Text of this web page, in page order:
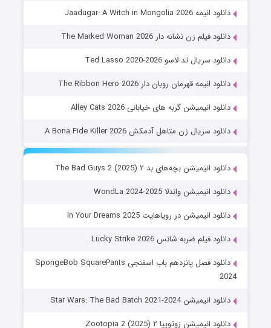
دانلود انیمه Jaadugar: A Witch in Mongolia 2026
دانلود فیلم زن نشانه دار The Marked Woman 2026
دانلود سریال تد لاسو Ted Lasso 2020-2026
دانلود انیمه قهرمان روبان دار The Ribbon Hero 2026
دانلود انیمیشن گربه های خیابانی Alley Cats 2026
دانلود سریال زن متاهل آدمکش A Bona Fide Killer 2026
دانلود انیمیشن بچه‌های بد ۲ The Bad Guys 2 (2025)
دانلود انیمیشن واندلا WondLa 2024-2025
دانلود انیمیشن در رویاهایت In Your Dreams 2025
دانلود فیلم ضربه شانس Lucky Strike 2026
دانلود فصل پانزدهم باب اسفنجی SpongeBob SquarePants
2024
دانلود انیمیشن Star Wars: The Bad Batch 2021-2024
دانلود انیمیشن زوتوپیا ۲ Zootopia 2 (2025)